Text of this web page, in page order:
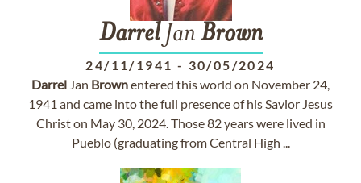
DarrelJan Brown
24/11/1941 - 30/05/2024
Darrel Jan Brownentered this world on November 24,
1941 and came into the full presence of his Savior Jesus
Christ on May 30, 2024. Those 82 years were lived in
Pueblo (graduating from Central High ...